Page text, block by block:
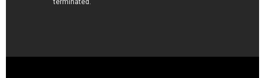
（出典 Youtube）